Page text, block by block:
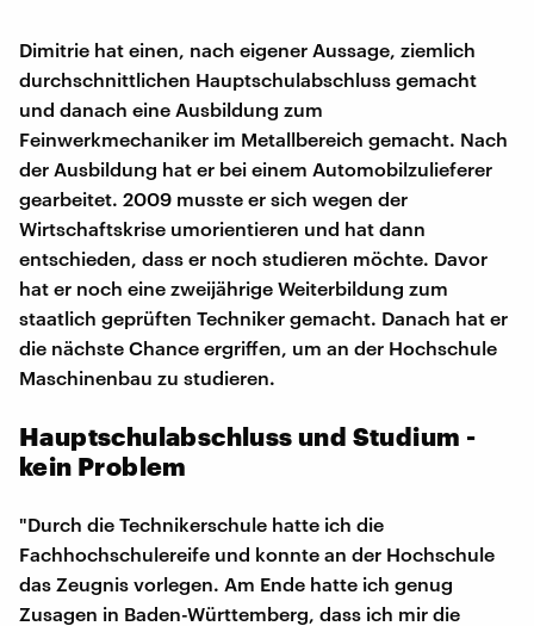
Dimitrie hat einen, nach eigener Aussage, ziemlich
durchschnittlichen Hauptschulabschluss gemacht
und danach eine Ausbildung zum
Feinwerkmechaniker im Metallbereich gemacht. Nach
der Ausbildung hat er bei einem Automobilzulieferer
gearbeitet. 2009 musste er sich wegen der
Wirtschaftskrise umorientieren und hat dann
entschieden, dass er noch studieren möchte. Davor
hat er noch eine zweijährige Weiterbildung zum
staatlich geprüften Techniker gemacht. Danach hat er
die nächste Chance ergriffen, um an der Hochschule
Maschinenbau zu studieren.
Hauptschulabschluss und Studium -
kein Problem
"Durch die Technikerschule hatte ich die
Fachhochschulereife und konnte an der Hochschule
das Zeugnis vorlegen. Am Ende hatte ich genug
Zusagen in Baden-Württemberg, dass ich mir die